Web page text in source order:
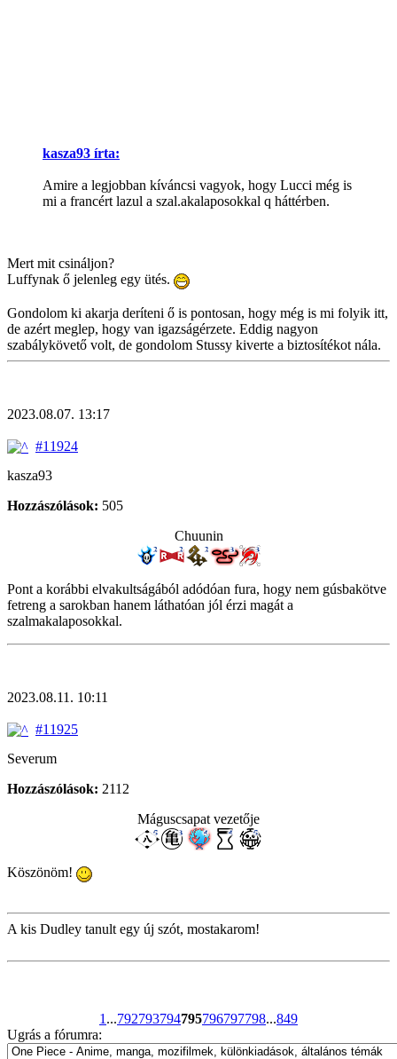
kasza93 írta:
Amire a legjobban kíváncsi vagyok, hogy Lucci még is
mi a francért lazul a szal.akalaposokkal q háttérben.
Mert mit csináljon?
Luffynak ő jelenleg egy ütés.
Gondolom ki akarja deríteni ő is pontosan, hogy még is mi folyik itt,
de azért meglep, hogy van igazságérzete. Eddig nagyon
szabálykövető volt, de gondolom Stussy kiverte a biztosítékot nála.
2023.08.07. 13:17
#11924
kasza93
Hozzászólások: 505
Chuunin
Pont a korábbi elvakultságából adódóan fura, hogy nem gúsbakötve
fetreng a sarokban hanem láthatóan jól érzi magát a
szalmakalaposokkal.
2023.08.11. 10:11
#11925
Severum
Hozzászólások: 2112
Máguscsapat vezetője
Köszönöm!
A kis Dudley tanult egy új szót, mostakarom!
1 ...792793794795796797798...849
Ugrás a fórumra: